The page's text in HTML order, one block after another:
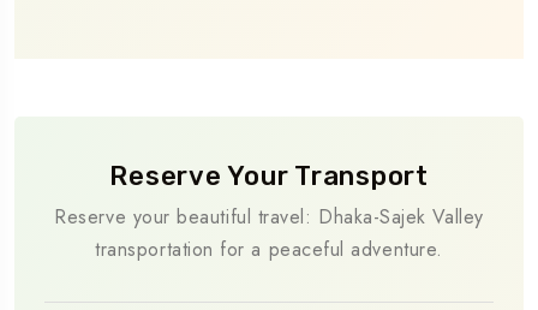
Reserve Your Transport
Reserve your beautiful travel: Dhaka-Sajek Valley
transportation for a peaceful adventure.